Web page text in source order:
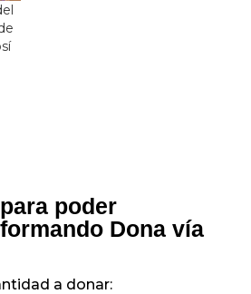
poder
Dona vía
a donar: